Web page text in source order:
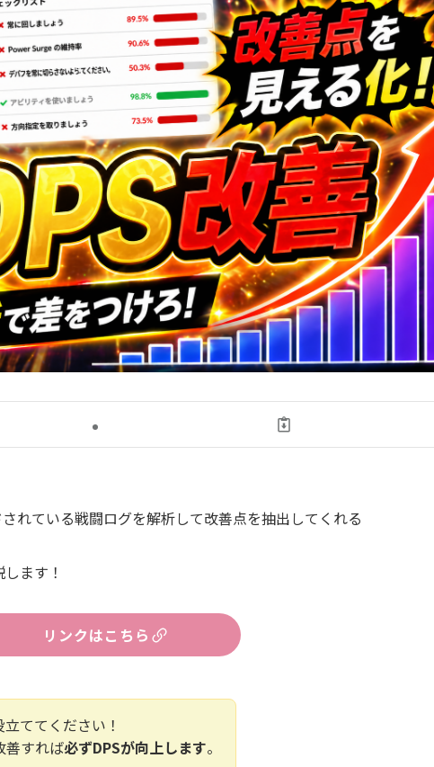
れている戦闘ログを解析して改善点を抽出してくれる
ます！
リンクはこちら
ててください！
善すれば必ずDPSが向上します。